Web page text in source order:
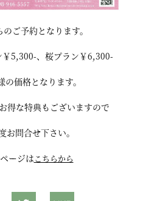
ご予約となります。
￥5,300-、桜プラン￥6,300-
価格となります。
得な特典もございますので
お問合せ下さい。
ージはこちらから